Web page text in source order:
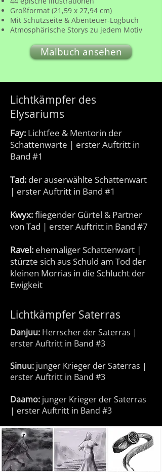
Großformat (21,59 x 27,94 cm)
Mit Schutzseite & Abenteuer-Logbuch
Atmosphärische Storys zu jedem Motiv
Malbuch ansehen
Lichtkämpfer des
Elysariums
Fay: Lichtfee & Mentorin der
Schattenwarte | erster Auftritt in
Band #1
Tad: der auserwählte Schattenwart
| erster Auftritt in Band #1
Kwyx:fliegender Gürtel & Partner
von Tad | erster Auftritt in Band #7
Ravel: ehemaliger Schattenwart |
stürzte sich aus Schuld am Tod der
kleinen Morrias in die Schlucht der
Ewigkeit
Lichtkämpfer Saterras
Danjuu: Herrscher der Saterras |
erster Auftritt in Band #3
Sinuu: junger Krieger der Saterras |
erster Auftritt in Band #3
Daamo: junger Krieger der Saterras
| erster Auftritt in Band #3